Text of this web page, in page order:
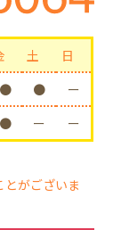
土
日
● ●
ー
● ー ー
がございま